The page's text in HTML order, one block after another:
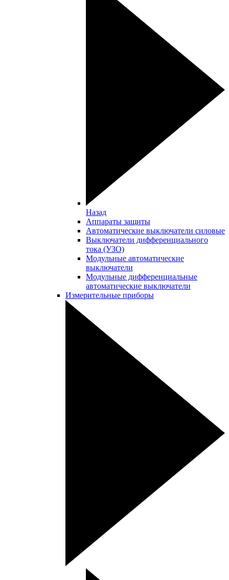
Назад
Аппараты защиты
Автоматические выключатели силовые
Выключатели дифференциального
тока (УЗО)
Модульные автоматические
выключатели
Модульные дифференциальные
автоматические выключатели
Измерительные приборы